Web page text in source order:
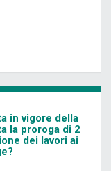
in vigore della
la proroga di 2
dei lavori ai